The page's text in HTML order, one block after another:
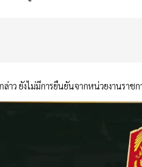
ล่าว ยังไม่มีการยืนยันจากหน่วยงานราช